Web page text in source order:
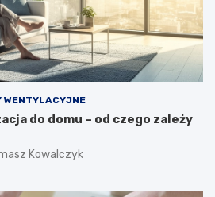
WENTYLACYJNE
do domu – od czego zależy
Kowalczyk